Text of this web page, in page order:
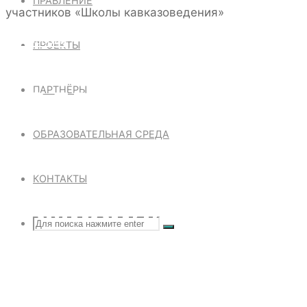
ПРОЕКТЫ
ПАРТНЁРЫ
ОБРАЗОВАТЕЛЬНАЯ СРЕДА
КОНТАКТЫ
ПОИСК
Что
Поиск
Новости|
ПОДВЕДЕНЫ ИТОГИ
РЕГИСТРАЦИОННОЙ
КАМПАНИИ